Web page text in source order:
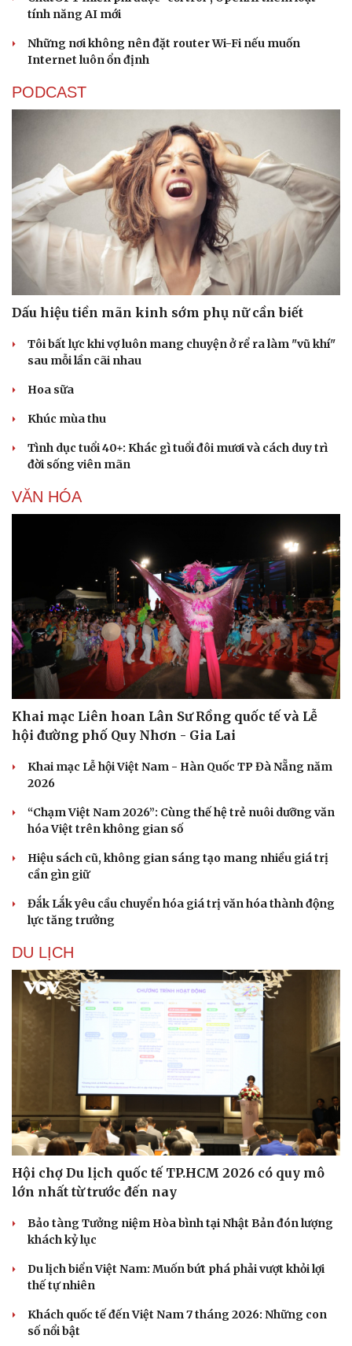
Du lịch
Tư vấn
Săn Tour
check-in
Podcast
Câu chuyện thời sự
Đọc truyện đêm khuya
Cửa sổ tình yêu
Kể chuyện cho bé
Hạt giống tâm hồn
tính năng AI mới
Những nơi không nên đặt router Wi-Fi nếu muốn
Internet luôn ổn định
PODCAST
Dấu hiệu tiền mãn kinh sớm phụ nữ cần biết
Tôi bất lực khi vợ luôn mang chuyện ở rể ra làm "vũ khí"
sau mỗi lần cãi nhau
Hoa sữa
Khúc mùa thu
Tình dục tuổi 40+: Khác gì tuổi đôi mươi và cách duy trì
đời sống viên mãn
VĂN HÓA
Khai mạc Liên hoan Lân Sư Rồng quốc tế và Lễ
hội đường phố Quy Nhơn - Gia Lai
Khai mạc Lễ hội Việt Nam - Hàn Quốc TP Đà Nẵng năm
2026
“Chạm Việt Nam 2026”: Cùng thế hệ trẻ nuôi dưỡng văn
hóa Việt trên không gian số
Hiệu sách cũ, không gian sáng tạo mang nhiều giá trị
cần gìn giữ
Đắk Lắk yêu cầu chuyển hóa giá trị văn hóa thành động
lực tăng trưởng
DU LỊCH
Hội chợ Du lịch quốc tế TP.HCM 2026 có quy mô
lớn nhất từ trước đến nay
Bảo tàng Tưởng niệm Hòa bình tại Nhật Bản đón lượng
khách kỷ lục
Du lịch biển Việt Nam: Muốn bứt phá phải vượt khỏi lợi
thế tự nhiên
Khách quốc tế đến Việt Nam 7 tháng 2026: Những con
số nổi bật